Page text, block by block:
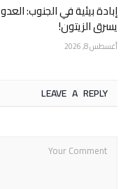
إبادة بيئية في الجنوب: العدو
يسرق الزيتون!
أغسطس 8, 2026
LEAVE A REPLY